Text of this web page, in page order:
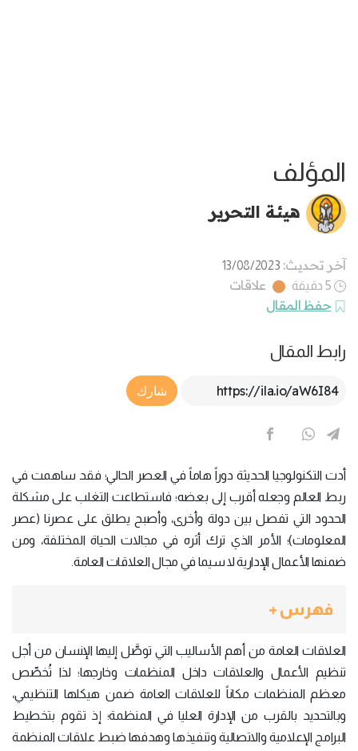
المؤلف
هيئة التحرير
آخر تحديث: 13/08/2023
5 دقيقة
علاقات
حفظ المقال
رابط المقال
Article Link
شارك
أدت التكنولوجيا الحديثة دوراً هاماً في العصر الحالي؛ فقد ساهمت في
ربط العالم وجعله أقرب إلى بعضه؛ فاستطاعت التغلب على مشكلة
الحدود التي تفصل بين دولة وأخرى، وأصبح يطلق على عصرنا (عصر
المعلومات)؛ الأمر الذي ترك أثره في مجالات الحياة المختلفة، ومن
ضمنها الأعمال الإدارية لا سيما في مجال العلاقات العامة.
فهرس +
العلاقات العامة من أهم الأساليب التي توصَّل إليها الإنسان من أجل
تنظيم الأعمال والعلاقات داخل المنظمات وخارجها؛ لذا تُخصِّص
معظم المنظمات مكاناً للعلاقات العامة ضمن هيكلها التنظيمي،
وبالتحديد بالقرب من الإدارة العليا في المنظمة؛ إذ تقوم بتخطيط
البرامج الإعلامية والاتصالية وتنفيذها وهدفها ضبط علاقات المنظمة